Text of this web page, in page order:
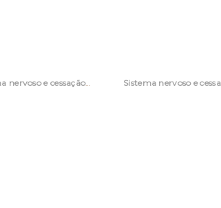
Sistema nervoso e cessação tabágica